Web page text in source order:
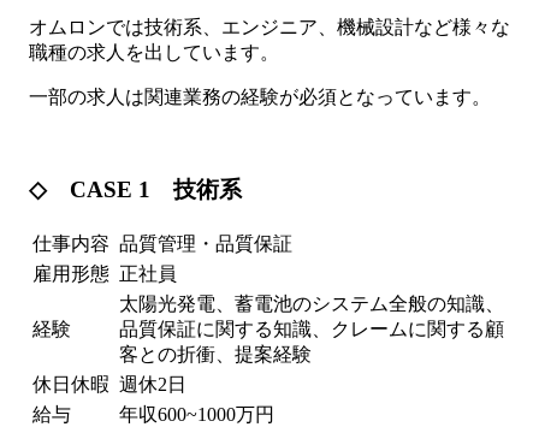
オムロンでは技術系、エンジニア、機械設計など様々な
職種の求人を出しています。
一部の求人は関連業務の経験が必須となっています。
◇ CASE 1 技術系
仕事内容 品質管理・品質保証
雇用形態 正社員
経験
太陽光発電、蓄電池のシステム全般の知識、
品質保証に関する知識、クレームに関する顧
客との折衝、提案経験
休日休暇 週休2日
給与
年収600~1000万円